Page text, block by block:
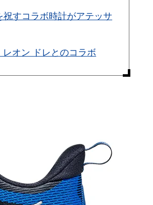
すコラボ時計がアテッサ
オン ドレとのコラボ